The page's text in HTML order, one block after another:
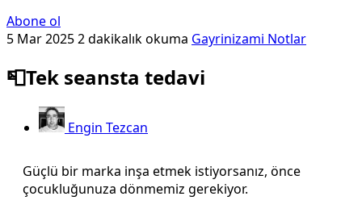
Abone ol
5 Mar 20252 dakikalık okuma Gayrinizami Notlar
📮Tek seansta tedavi
Engin Tezcan
Güçlü bir marka inşa etmek istiyorsanız, önce
çocukluğunuza dönmemiz gerekiyor.